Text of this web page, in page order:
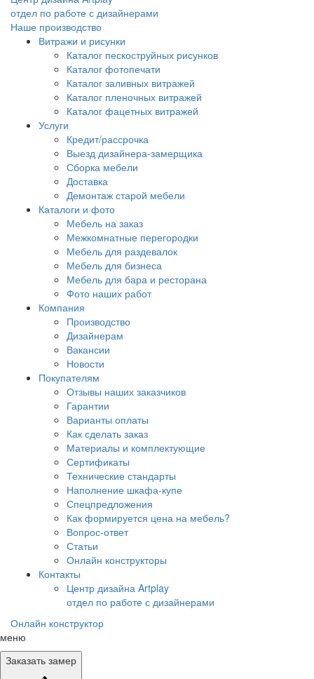
отдел по работе с дизайнерами
Наше производство
Витражи и рисунки
Каталог пескоструйных рисунков
Каталог фотопечати
Каталог заливных витражей
Каталог пленочных витражей
Каталог фацетных витражей
Услуги
Кредит/рассрочка
Выезд дизайнера-замерщика
Сборка мебели
Доставка
Демонтаж старой мебели
Каталоги и фото
Мебель на заказ
Межкомнатные перегородки
Мебель для раздевалок
Мебель для бизнеса
Мебель для бара и ресторана
Фото наших работ
Компания
Производство
Дизайнерам
Вакансии
Новости
Покупателям
Отзывы наших заказчиков
Гарантии
Варианты оплаты
Как сделать заказ
Материалы и комплектующие
Сертификаты
Технические стандарты
Наполнение шкафа-купе
Спецпредложения
Как формируется цена на мебель?
Вопрос-ответ
Статьи
Онлайн конструкторы
Контакты
Центр дизайна Artplay
отдел по работе с дизайнерами
Онлайн конструктор
меню
Заказать замер